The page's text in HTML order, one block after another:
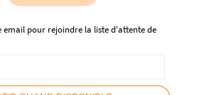
122,00 €.
email pour rejoindre la liste d'attente de